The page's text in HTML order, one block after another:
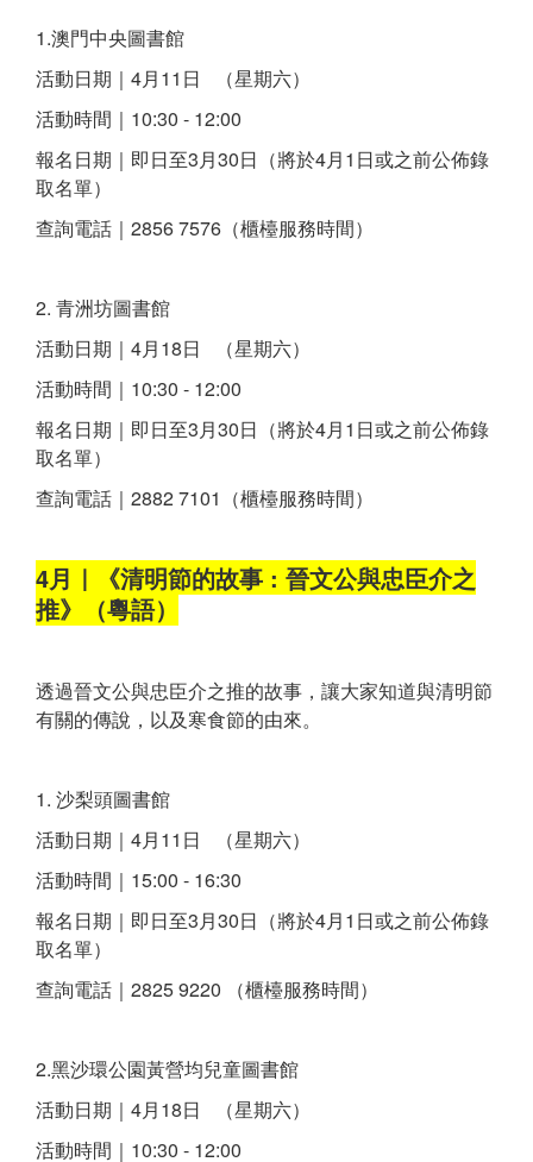
1.澳門中央圖書館
活動日期｜4月11日 （星期六）
活動時間｜10:30 - 12:00
報名日期｜即日至3月30日（將於4月1日或之前公佈錄
取名單）
查詢電話｜2856 7576（櫃檯服務時間）
2. 青洲坊圖書館
活動日期｜4月18日 （星期六）
活動時間｜10:30 - 12:00
報名日期｜即日至3月30日（將於4月1日或之前公佈錄
取名單）
查詢電話｜2882 7101（櫃檯服務時間）
4月｜《清明節的故事 : 晉文公與忠臣介之
推》（粵語）
透過晉文公與忠臣介之推的故事，讓大家知道與清明節
有關的傳說，以及寒食節的由來。
1. 沙梨頭圖書館
活動日期｜4月11日 （星期六）
活動時間｜15:00 - 16:30
報名日期｜即日至3月30日（將於4月1日或之前公佈錄
取名單）
查詢電話｜2825 9220 （櫃檯服務時間）
2.黑沙環公園黃營均兒童圖書館
活動日期｜4月18日 （星期六）
活動時間｜10:30 - 12:00